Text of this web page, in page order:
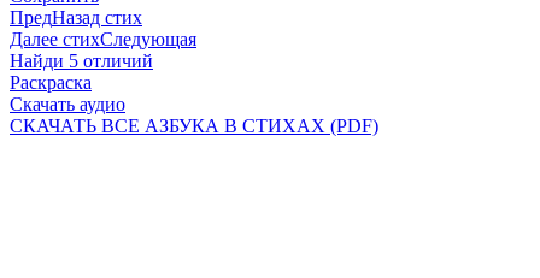
ПредНазад стих
Далее стихСледующая
Найди 5 отличий
Раскраска
Скачать аудио
СКАЧАТЬ ВСЕ АЗБУКА В СТИХАХ (PDF)